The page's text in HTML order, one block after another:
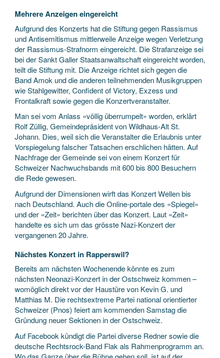
Mehrere Anzeigen eingereicht
Aufgrund des Konzerts hat die Stiftung gegen Rassismus
und Antisemitismus mittlerweile Anzeige wegen Verletzung
der Rassismus-Strafnorm eingereicht. Die Strafanzeige sei
bei der Sankt Galler Staatsanwaltschaft eingereicht worden,
teilt die Stiftung mit. Die Anzeige richtet sich gegen die
Band Amok und die anderen teilnehmenden Musikgruppen
wie Stahlgewitter, Confident of Victory, Exzess und
Frontalkraft sowie gegen die Konzertveranstalter.
Man sei vom Anlass «völlig überrumpelt» worden, erklärt
Rolf Züllig, Gemeindepräsident von Wildhaus-Alt St.
Johann. Dies, weil sich die Veranstalter die Erlaubnis unter
Vorspiegelung falscher Tatsachen erschlichen hätten. Auf
Nachfrage der Gemeinde sei von einem Konzert für
Schweizer Nachwuchsbands mit 600 bis 800 Besuchern
die Rede gewesen.
Aufgrund der Dimensionen wirft das Konzert Wellen bis
nach Deutschland. Auch die Online-portale des «Spiegel»
und der «Zeit» berichten über das Konzert. Laut «Zeit»
handelte es sich um das grösste Nazi-Konzert der
vergangenen 20 Jahre.
Nächstes Konzert in Rapperswil?
Bereits am nächsten Wochen­ende könnte es zum
nächsten Neonazi-Konzert in der Ostschweiz kommen –
womöglich direkt vor der Haustüre von ­Kevin G. und
Matthias M. Die rechtsex­treme Partei national orientierter
Schweizer (Pnos) feiert am kommenden Samstag die
Gründung neuer Sektionen in der Ostschweiz.
Auf Facebook kündigt die ­Partei diverse Redner sowie die
deutsche Rechtsrock-Band Flak als Rahmenprogramm an.